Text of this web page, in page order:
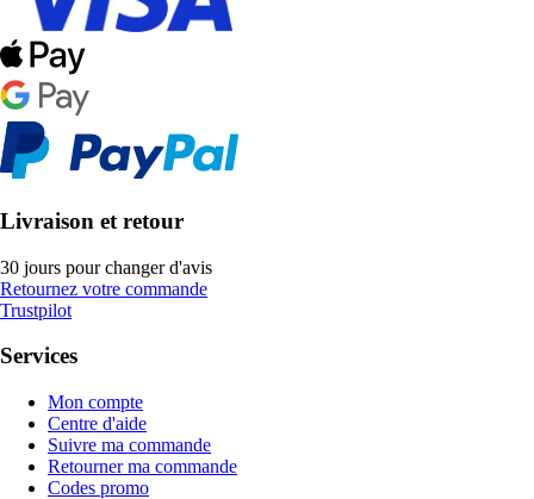
Livraison et retour
30 jours pour changer d'avis
Retournez votre commande
Trustpilot
Services
Mon compte
Centre d'aide
Suivre ma commande
Retourner ma commande
Codes promo